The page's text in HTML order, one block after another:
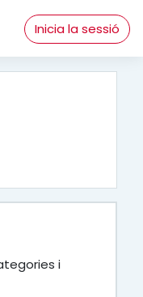
Inicia la sessió
i